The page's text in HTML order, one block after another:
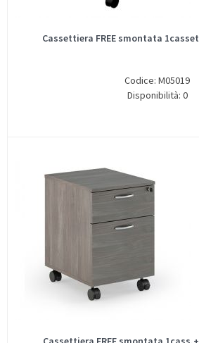
Cassettiera FREE smontata
Codice: M05019
Disponibilità: 0